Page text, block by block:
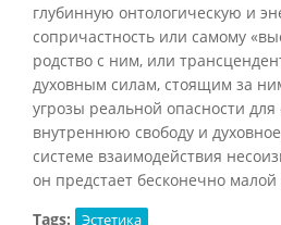
глубинную онтологическую и
сопричастность или самому
родство с ним, или
духовным силам, стоящим за
угрозы реальной опасности для
внутреннюю свободу и
системе взаимодействия
он предстает бесконечно
Tags:
Эстетика